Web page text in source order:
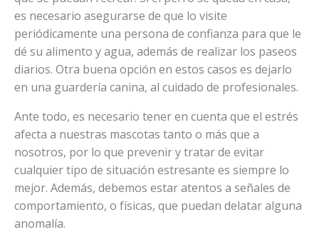
es necesario asegurarse de que lo visite
periódicamente una persona de confianza para que le
dé su alimento y agua, además de realizar los paseos
diarios. Otra buena opción en estos casos es dejarlo
en una guardería canina, al cuidado de profesionales.
Ante todo, es necesario tener en cuenta que el estrés
afecta a nuestras mascotas tanto o más que a
nosotros, por lo que prevenir y tratar de evitar
cualquier tipo de situación estresante es siempre lo
mejor. Además, debemos estar atentos a señales de
comportamiento, o físicas, que puedan delatar alguna
anomalía.